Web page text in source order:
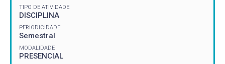
TIPO DE ATIVIDADE
DISCIPLINA
PERIODICIDADE
Semestral
MODALIDADE
PRESENCIAL